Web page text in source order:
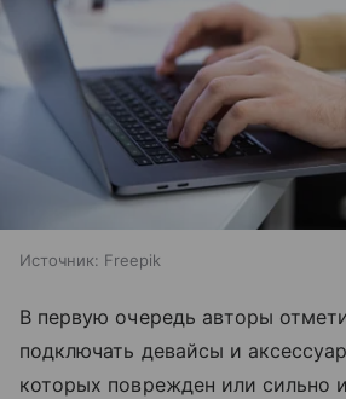
Источник: Freepik
В первую очередь авторы
подключать девайсы и
которых поврежден или сильно